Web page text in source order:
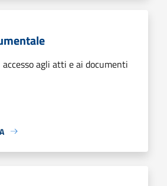
agli atti e ai documenti